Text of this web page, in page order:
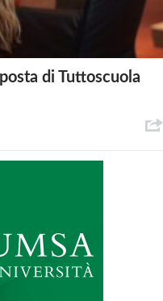
di Tuttoscuola